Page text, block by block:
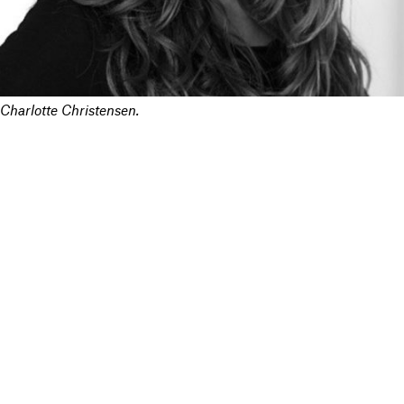
Charlotte Christensen.